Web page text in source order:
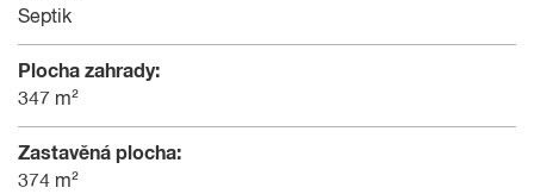
Septik
Plocha zahrady:
347 m²
Zastavěná plocha:
374 m²